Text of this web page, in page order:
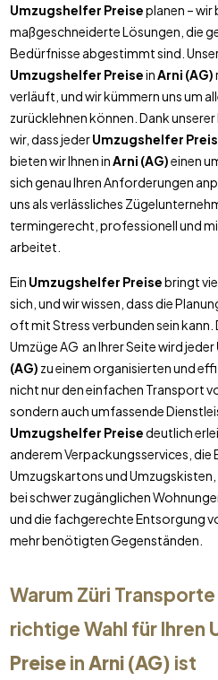
Umzugshelfer Preiseplanen – wir
maßgeschneiderte Lösungen, die
Bedürfnisse abgestimmt sind.
Umzugshelfer PreiseinArni (AG)
verläuft, und wir kümmern uns um
zurücklehnen können. Dank
wir, dass jederUmzugshelfer
bieten wir Ihnen inArni (AG)einen
sich genau Ihren Anforderungen
uns als verlässliches
termingerecht, professionell und
arbeitet.
Ein Umzugshelfer Preisebringt
sich, und wir wissen, dass die
oft mit Stress verbunden sein
Umzüge AG an Ihrer Seite wird jeder
(AG) zu einem organisierten und
nicht nur den einfachen Transport
sondern auch umfassende
Umzugshelfer Preisedeutlich
anderem Verpackungsservices, die
Umzugskartons und
bei schwer zugänglichen
und die fachgerechte Entsorgung
mehr benötigten Gegenständen.
Warum Züri
richtige Wahl für Ihren
PreiseinArni (AG) ist